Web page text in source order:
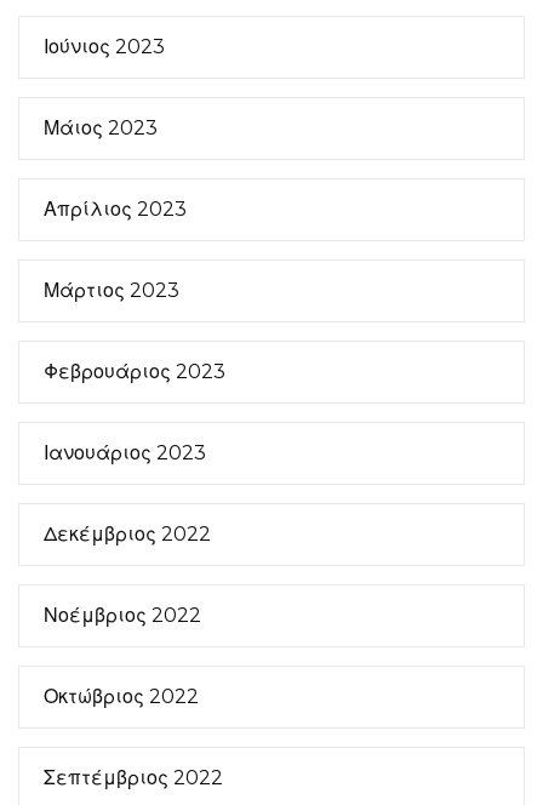
Ιούνιος 2023
Μάιος 2023
Απρίλιος 2023
Μάρτιος 2023
Φεβρουάριος 2023
Ιανουάριος 2023
Δεκέμβριος 2022
Νοέμβριος 2022
Οκτώβριος 2022
Σεπτέμβριος 2022